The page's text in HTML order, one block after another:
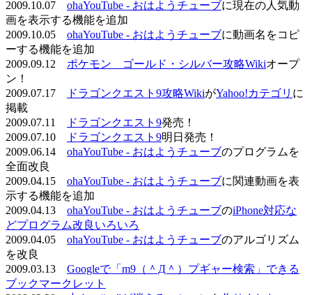
2009.10.07 ohaYouTube - おはようチューブに現在の人気動
画を表示する機能を追加
2009.10.05 ohaYouTube - おはようチューブに動画名をコピ
ーする機能を追加
2009.09.12 ポケモン ゴールド・シルバー攻略Wikiオープ
ン！
2009.07.17
ドラゴンクエスト9攻略WikiがYahoo!カテゴリ に
掲載
2009.07.11
ドラゴンクエスト9発売！
2009.07.10
ドラゴンクエスト9明日発売！
2009.06.14 ohaYouTube - おはようチューブのプログラムを
全面改良
2009.04.15 ohaYouTube - おはようチューブに関連動画を表
示する機能を追加
2009.04.13 ohaYouTube - おはようチューブのiPhone対応な
どプログラム改良いろいろ
2009.04.05 ohaYouTube - おはようチューブのアルゴリズム
を改良
2009.03.13 Googleで「m9（＾Д＾）プギャー検索」できる
ブックマークレット